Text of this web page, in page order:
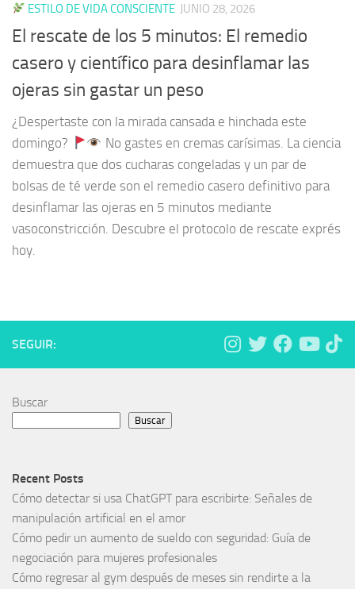
ESTILO DE VIDA CONSCIENTE JUNIO 28, 2026
El rescate de los 5 minutos: El remedio
casero y científico para desinflamar las
ojeras sin gastar un peso
¿Despertaste con la mirada cansada e hinchada este
domingo?
No gastes en cremas carísimas. La ciencia
demuestra que dos cucharas congeladas y un par de
bolsas de té verde son el remedio casero definitivo para
desinflamar las ojeras en 5 minutos mediante
vasoconstricción. Descubre el protocolo de rescate exprés
hoy.
SEGUIR:
Buscar
Buscar
Recent Posts
Cómo detectar si usa ChatGPT para escribirte: Señales de
manipulación artificial en el amor
Cómo pedir un aumento de sueldo con seguridad: Guía de
negociación para mujeres profesionales
Cómo regresar al gym después de meses sin rendirte a la